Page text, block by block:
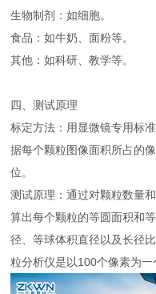
生物制剂：如细胞。
食品：如牛奶、面粉等。
其他：如科研、教学等。
四、测试原理
标定方法：用显微镜专用标
据每个颗粒图像面积所占的
位。
测试原理：通过对颗粒数量
算出每个颗粒的等圆面积和
径、等球体积直径以及长径
粒分析仪是以100个像素为一